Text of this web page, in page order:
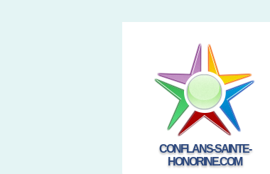
CONFLANS-SAINTE-
HONORINE.COM